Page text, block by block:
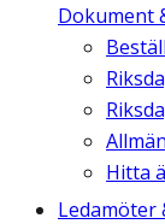
Dokument
Hitta
Ledamöter